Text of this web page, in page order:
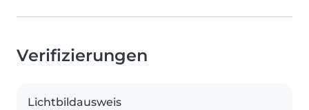
Verifizierungen
Lichtbildausweis